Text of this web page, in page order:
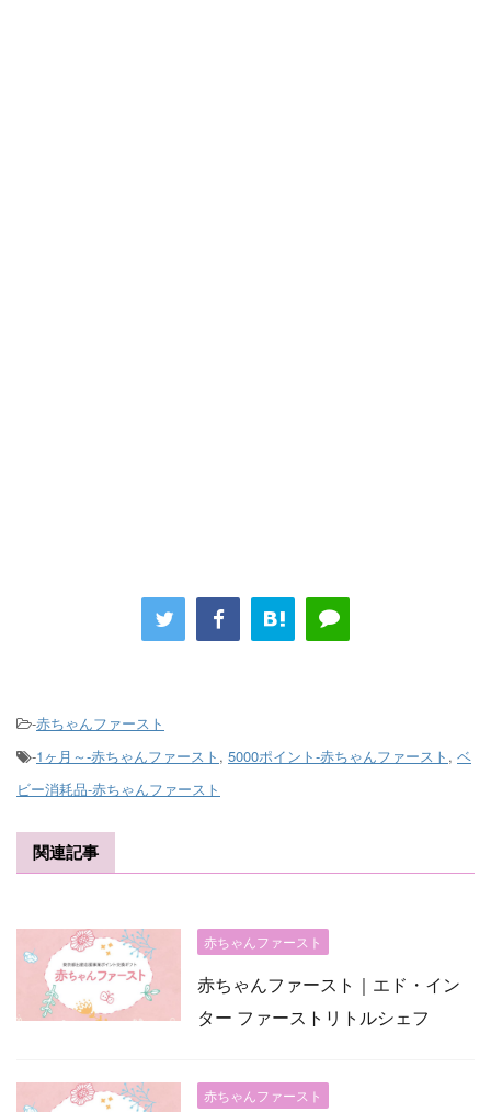
-赤ちゃんファースト
-1ヶ月～-赤ちゃんファースト , 5000ポイント-赤ちゃんファースト , ベ
ビー消耗品-赤ちゃんファースト
関連記事
赤ちゃんファースト
赤ちゃんファースト｜エド・イン
ター ファーストリトルシェフ
赤ちゃんファースト